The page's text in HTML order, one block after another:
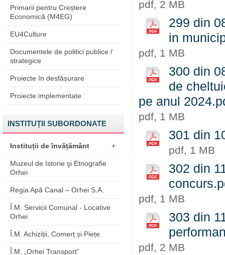
Primarii pentru Creștere
Economică (M4EG)
EU4Culture
Documentele de politici publice /
strategice
Proiecte în desfășurare
Proiecte implementate
INSTITUȚII SUBORDONATE
Instituții de învățământ +
Muzeul de Istorie şi Etnografie
Orhei
Regia Apă Canal – Orhei S.A.
Î.M. Servicii Comunal - Locative
Orhei
Î.M. Achiziții, Comerț și Piețe
Î.M. „Orhei Transport”
pdf, 2 MB
299 din
in
pdf, 1 MB
300 din
de
pe anul
pdf, 1 MB
301 din
pdf, 1 MB
302 din
pdf, 1 MB
303 din
pdf, 2 MB